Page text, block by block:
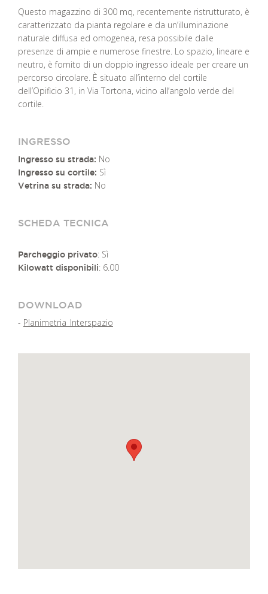
Questo magazzino di 300 mq, recentemente ristrutturato, è
caratterizzato da pianta regolare e da un’illuminazione
naturale diffusa ed omogenea, resa possibile dalle
presenze di ampie e numerose finestre. Lo spazio, lineare e
neutro, è fornito di un doppio ingresso ideale per creare un
percorso circolare. È situato all’interno del cortile
dell’Opificio 31, in Via Tortona, vicino all’angolo verde del
cortile.
INGRESSO
Ingresso su strada: No
Ingresso su cortile: Sì
Vetrina su strada: No
SCHEDA TECNICA
Parcheggio privato: Sì
Kilowatt disponibili: 6.00
DOWNLOAD
- Planimetria_Interspazio